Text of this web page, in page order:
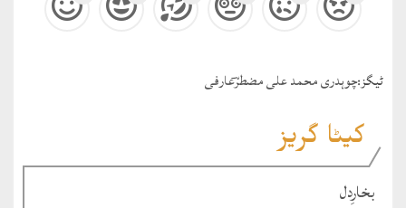
ٹيگز:چوہدری محمد علی مضطرؔعارفی
کیٹا گریز
بخارِدل